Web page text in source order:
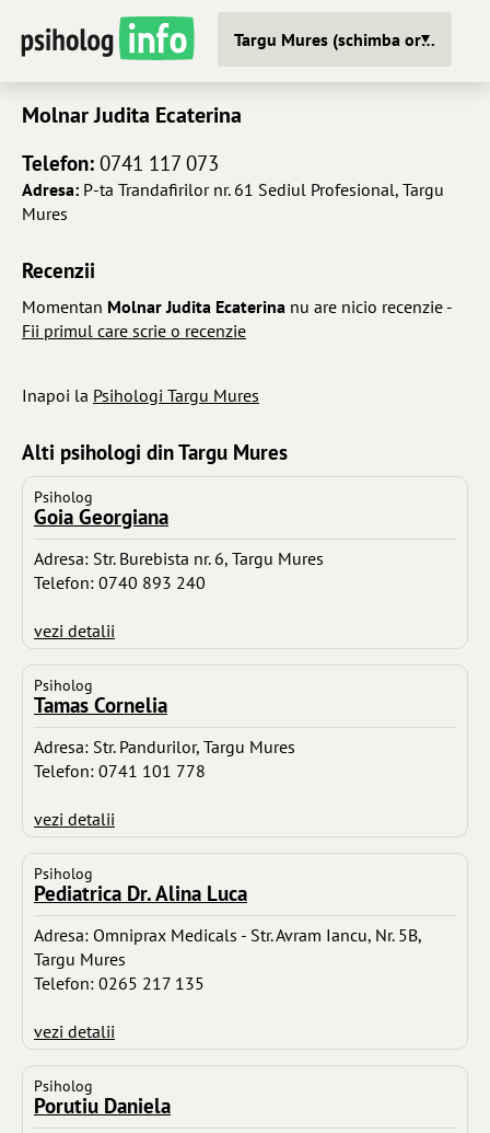
Targu Mures (schimba oras)
Molnar Judita Ecaterina
Telefon: 0741 117 073
Adresa: P-ta Trandafirilor nr. 61 Sediul Profesional, Targu
Mures
Recenzii
Momentan Molnar Judita Ecaterina nu are nicio recenzie -
Fii primul care scrie o recenzie
Inapoi la Psihologi Targu Mures
Alti psihologi din Targu Mures
Psiholog
Goia Georgiana
Adresa: Str. Burebista nr. 6, Targu Mures
Telefon: 0740 893 240
vezi detalii
Psiholog
Tamas Cornelia
Adresa: Str. Pandurilor, Targu Mures
Telefon: 0741 101 778
vezi detalii
Psiholog
Pediatrica Dr. Alina Luca
Adresa: Omniprax Medicals - Str. Avram Iancu, Nr. 5B,
Targu Mures
Telefon: 0265 217 135
vezi detalii
Psiholog
Porutiu Daniela